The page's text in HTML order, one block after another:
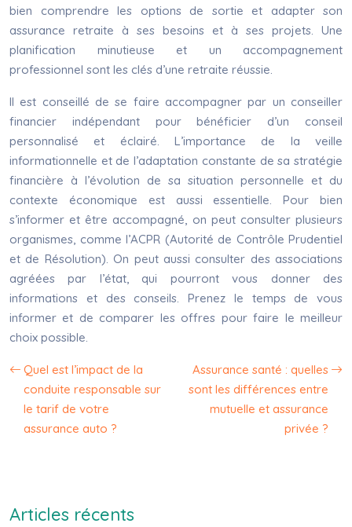
bien comprendre les options de sortie et adapter son
assurance retraite à ses besoins et à ses projets. Une
planification minutieuse et un accompagnement
professionnel sont les clés d’une retraite réussie.
Il est conseillé de se faire accompagner par un conseiller
financier indépendant pour bénéficier d’un conseil
personnalisé et éclairé. L’importance de la veille
informationnelle et de l’adaptation constante de sa stratégie
financière à l’évolution de sa situation personnelle et du
contexte économique est aussi essentielle. Pour bien
s’informer et être accompagné, on peut consulter plusieurs
organismes, comme l’ACPR (Autorité de Contrôle Prudentiel
et de Résolution). On peut aussi consulter des associations
agréées par l’état, qui pourront vous donner des
informations et des conseils. Prenez le temps de vous
informer et de comparer les offres pour faire le meilleur
choix possible.
Quel est l’impact de la
conduite responsable sur
le tarif de votre
assurance auto ?
Assurance santé : quelles
sont les différences entre
mutuelle et assurance
privée ?
Articles récents